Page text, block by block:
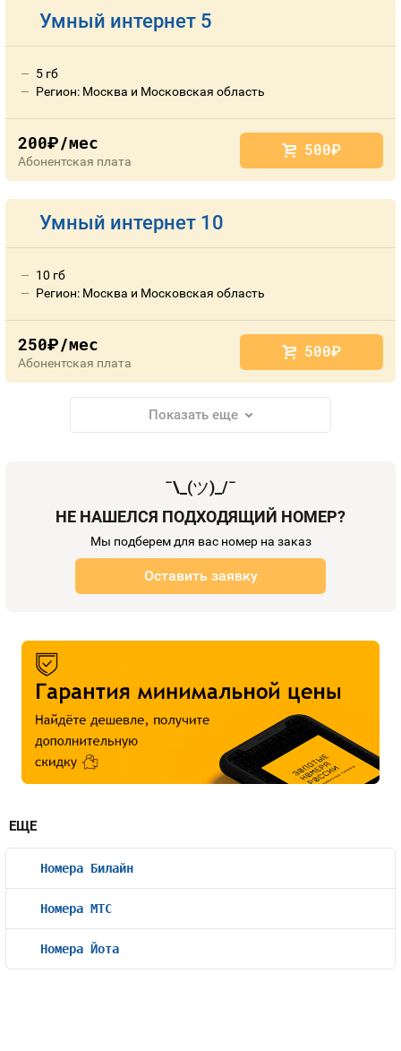
Умный интернет 5
5 гб
Регион: Москва и Московская область
200руб./мес
Абонентская плата
500руб.
Умный интернет 10
10 гб
Регион: Москва и Московская область
250руб./мес
Абонентская плата
500руб.
Показать еще
¯\_(ツ)_/¯
НЕ НАШЕЛСЯ ПОДХОДЯЩИЙ НОМЕР?
Мы подберем для вас номер на заказ
Оставить заявку
ЕЩЕ
Номера Билайн
Номера МТС
Номера Йота